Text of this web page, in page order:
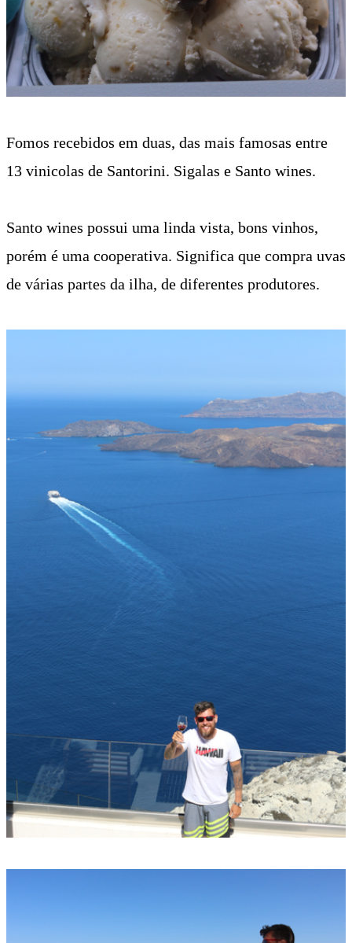
Fomos recebidos em duas, das mais famosas entre
13 vinicolas de Santorini. Sigalas e Santo wines.
Santo wines possui uma linda vista, bons vinhos,
porém é uma cooperativa. Significa que compra uvas
de várias partes da ilha, de diferentes produtores.